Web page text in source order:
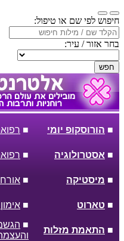
חיפוש לפי שם או טיפול:
בחר אזור / עיר:
חפש
■ הורוסקופ יומי ■
■ אסטרולוגיה ■
■ מיסטיקה ■
■ טארוט ■
■ התאמת מזלות
■